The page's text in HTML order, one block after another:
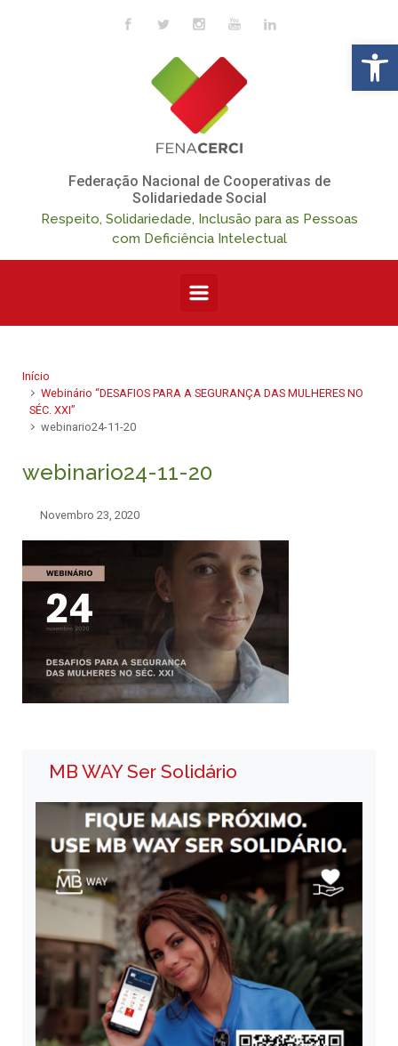
Skip to main content
Federação Nacional de Cooperativas de
Solidariedade Social
Respeito, Solidariedade, Inclusão para as Pessoas
com Deficiência Intelectual
Início
Webinário “DESAFIOS PARA A SEGURANÇA DAS MULHERES NO
SÉC. XXI”
webinario24-11-20
webinario24-11-20
Novembro 23, 2020
MB WAY Ser Solidário